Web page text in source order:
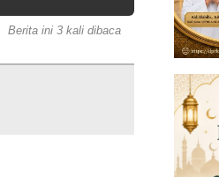
Berita ini 3 kali dibaca